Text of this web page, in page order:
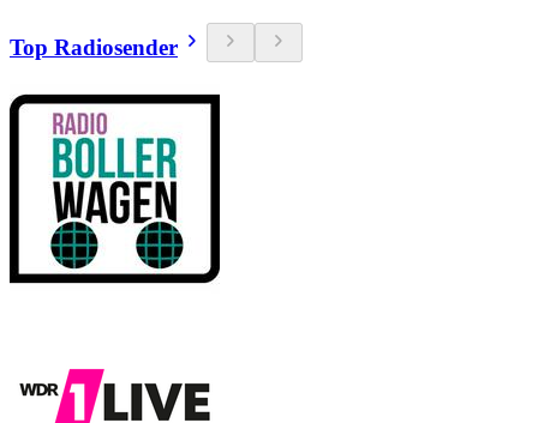
Top Radiosender